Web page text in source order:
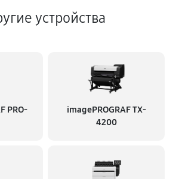
устройства
PRO-
imagePROGRAF TX-
4200